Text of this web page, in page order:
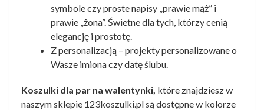
symbole czy proste napisy „prawie mąż” i
prawie „żona”. Świetne dla tych, którzy cenią
elegancję i prostotę.
Z personalizacją – projekty personalizowane o
Wasze imiona czy datę ślubu.
Koszulki dla par na walentynki, które znajdziesz w
naszym sklepie 123koszulki.pl są dostępne w kolorze